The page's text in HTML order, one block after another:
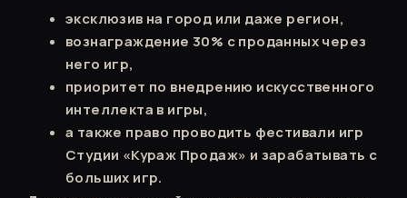
эксклюзив на город или даже регион,
вознаграждение 30% с проданных через
него игр,
приоритет по внедрению искусственного
интеллекта в игры,
а также право проводить фестивали игр
Студии «Кураж Продаж» и зарабатывать с
больших игр.